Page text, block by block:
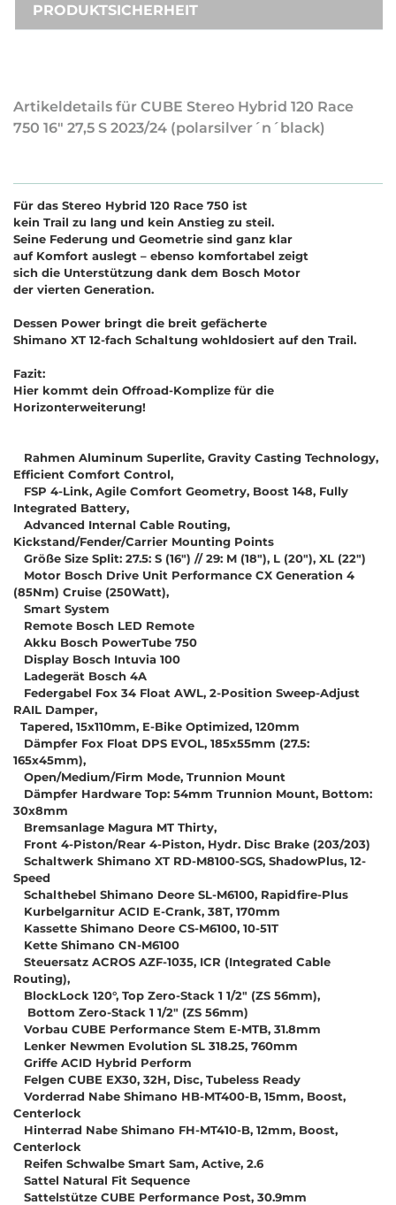
PRODUKTSICHERHEIT
Artikeldetails für CUBE Stereo Hybrid 120 Race
750 16" 27,5 S 2023/24 (polarsilver´n´black)
Für das Stereo Hybrid 120 Race 750 ist
kein Trail zu lang und kein Anstieg zu steil.
Seine Federung und Geometrie sind ganz klar
auf Komfort auslegt – ebenso komfortabel zeigt
sich die Unterstützung dank dem Bosch Motor
der vierten Generation.
Dessen Power bringt die breit gefächerte
Shimano XT 12-fach Schaltung wohldosiert auf den Trail.
Fazit:
Hier kommt dein Offroad-Komplize für die
Horizonterweiterung!
Rahmen Aluminum Superlite, Gravity Casting Technology,
Efficient Comfort Control,
FSP 4-Link, Agile Comfort Geometry, Boost 148, Fully
Integrated Battery,
Advanced Internal Cable Routing,
Kickstand/Fender/Carrier Mounting Points
Größe Size Split: 27.5: S (16") // 29: M (18"), L (20"), XL (22")
Motor Bosch Drive Unit Performance CX Generation 4
(85Nm) Cruise (250Watt),
Smart System
Remote Bosch LED Remote
Akku Bosch PowerTube 750
Display Bosch Intuvia 100
Ladegerät Bosch 4A
Federgabel Fox 34 Float AWL, 2-Position Sweep-Adjust
RAIL Damper,
Tapered, 15x110mm, E-Bike Optimized, 120mm
Dämpfer Fox Float DPS EVOL, 185x55mm (27.5:
165x45mm),
Open/Medium/Firm Mode, Trunnion Mount
Dämpfer Hardware Top: 54mm Trunnion Mount, Bottom:
30x8mm
Bremsanlage Magura MT Thirty,
Front 4-Piston/Rear 4-Piston, Hydr. Disc Brake (203/203)
Schaltwerk Shimano XT RD-M8100-SGS, ShadowPlus, 12-
Speed
Schalthebel Shimano Deore SL-M6100, Rapidfire-Plus
Kurbelgarnitur ACID E-Crank, 38T, 170mm
Kassette Shimano Deore CS-M6100, 10-51T
Kette Shimano CN-M6100
Steuersatz ACROS AZF-1035, ICR (Integrated Cable
Routing),
BlockLock 120°, Top Zero-Stack 1 1/2" (ZS 56mm),
Bottom Zero-Stack 1 1/2" (ZS 56mm)
Vorbau CUBE Performance Stem E-MTB, 31.8mm
Lenker Newmen Evolution SL 318.25, 760mm
Griffe ACID Hybrid Perform
Felgen CUBE EX30, 32H, Disc, Tubeless Ready
Vorderrad Nabe Shimano HB-MT400-B, 15mm, Boost,
Centerlock
Hinterrad Nabe Shimano FH-MT410-B, 12mm, Boost,
Centerlock
Reifen Schwalbe Smart Sam, Active, 2.6
Sattel Natural Fit Sequence
Sattelstütze CUBE Performance Post, 30.9mm